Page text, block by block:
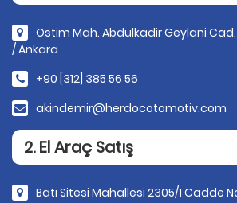
Ostim Mah. Abdulkadir Geylani
/ Ankara
+90 [312] 385 56 56
akindemir@herdocotomotiv.com
2. El Araç Satış
Batı Sitesi Mahallesi 2305/1 Cadde